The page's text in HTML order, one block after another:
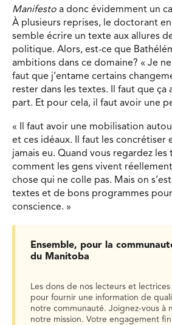
Manifesto a donc évidemment un
À plusieurs reprises, le doctorant
semble écrire un texte aux allures
politique. Alors, est-ce que
ambitions dans ce domaine? « Je ne
faut que j’entame certains
rester dans les textes. Il faut que ça
part. Et pour cela, il faut avoir une
« Il faut avoir une mobilisation
et ces idéaux. Il faut les concrétiser
jamais eu. Quand vous regardez
comment les gens vivent
chose qui ne colle pas. Mais on
textes et de bons programmes
conscience. »
Ensemble, pour la
du Manitoba
Les dons de nos lecteurs et
pour fournir une information de
notre communauté. Joignez-vous à
notre mission. Votre engagement